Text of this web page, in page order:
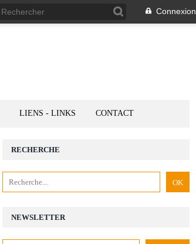
Connexion
LIENS - LINKS CONTACT
NEWSLETTER
RECHERCHE